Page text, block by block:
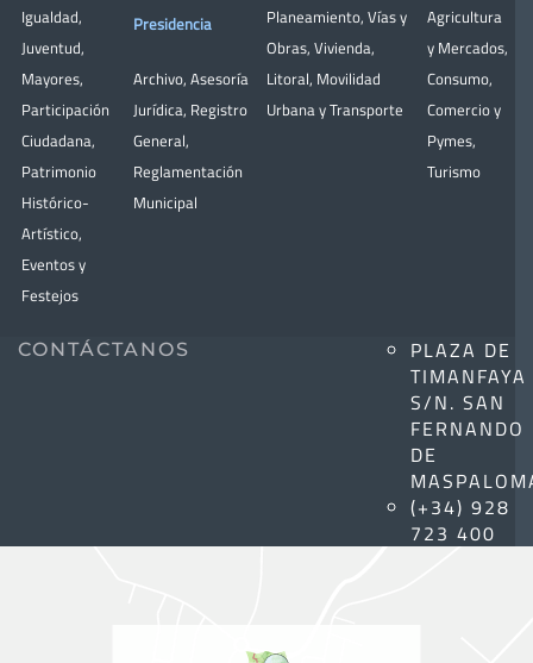
Igualdad,
Juventud,
Mayores,
Participación
Ciudadana,
Patrimonio
Histórico-
Artístico,
Eventos y
Festejos
Presidencia
Archivo, Asesoría
Jurídica, Registro
General,
Reglamentación
Municipal
Planeamiento, Vías y
Obras, Vivienda,
Litoral, Movilidad
Urbana y Transporte
Agricultura
y Mercados,
Consumo,
Comercio y
Pymes,
Turismo
CONTÁCTANOS
PLAZA DE
TIMANFAYA
S/N. SAN
FERNANDO
DE
(+34) 928
723 400